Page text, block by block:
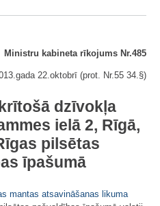
Ministru kabineta rīkojums Nr.485
22.oktobrī (prot. Nr.55 34.§)
dzīvokļa
ielā 2, Rīgā,
pilsētas
īpašumā
mantas atsavināšanas likuma